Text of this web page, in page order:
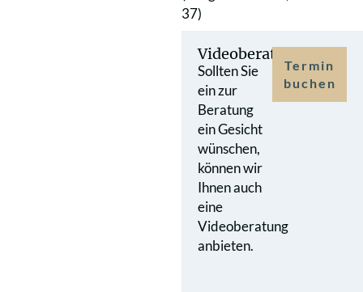
37)
Videoberatung
Sollten Sie
ein zur
Beratung
ein Gesicht
wünschen,
können wir
Ihnen auch
eine
Videoberatung
anbieten.
Termin
buchen